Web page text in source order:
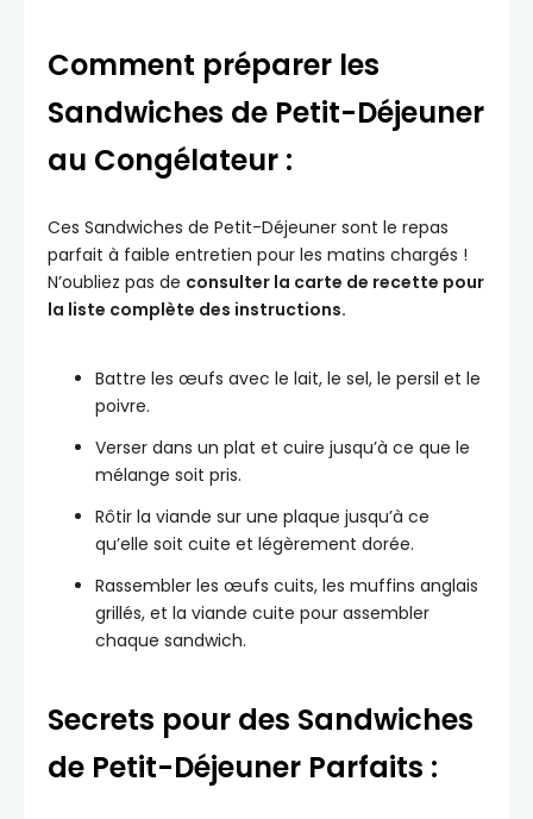
Comment préparer les
Sandwiches de Petit-Déjeuner
au Congélateur :
Ces Sandwiches de Petit-Déjeuner sont le repas
parfait à faible entretien pour les matins chargés !
N’oubliez pas de consulter la carte de recette pour
la liste complète des instructions.
Battre les œufs avec le lait, le sel, le persil et le
poivre.
Verser dans un plat et cuire jusqu’à ce que le
mélange soit pris.
Rôtir la viande sur une plaque jusqu’à ce
qu’elle soit cuite et légèrement dorée.
Rassembler les œufs cuits, les muffins anglais
grillés, et la viande cuite pour assembler
chaque sandwich.
Secrets pour des Sandwiches
de Petit-Déjeuner Parfaits :